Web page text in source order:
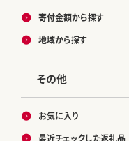
寄付金額から探す
地域から探す
その他
お気に入り
最近チェックした返礼品